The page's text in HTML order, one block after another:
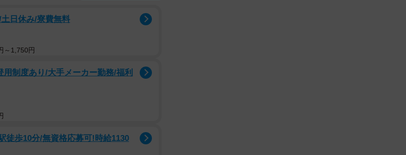
写真を投稿。なんとそこには、「へそ天」
ました。
日休み/寮費無料
～1,750円
制度あり/大手メーカー勤務/福利
徒歩10分/無資格応募可!時給1130